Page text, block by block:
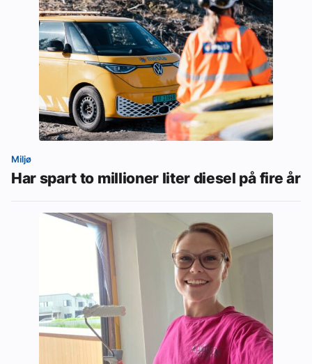
Miljø
Har spart to millioner liter diesel på fire år